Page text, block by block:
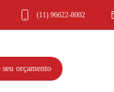
(11) 96622-8002
orçamento